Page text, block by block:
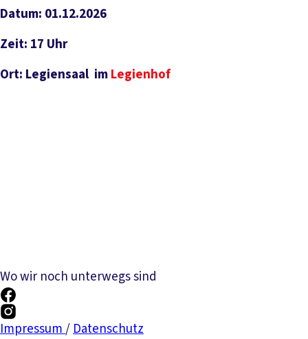
Datum: 01.12.2026
Zeit: 17 Uhr
Ort: Legiensaal imLegienhof
Wo wir noch unterwegs sind
Impressum/Datenschutz